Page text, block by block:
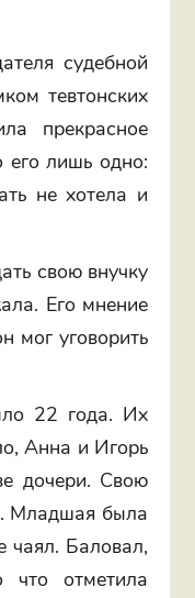
судебной
тевтонских
прекрасное
его лишь одно:
не хотела и
свою внучку
Его мнение
мог уговорить
22 года. Их
Анна и Игорь
дочери. Свою
Младшая была
чаял. Баловал,
отметила